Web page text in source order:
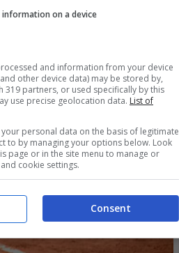
on a device
and information from your device
other device data) may be stored by,
319 partners, or used specifically by this
use precise geolocation data. List of
personal data on the basis of legitimate
to by managing your options below. Look
page or in the site menu to manage or
cookie settings.
Consent